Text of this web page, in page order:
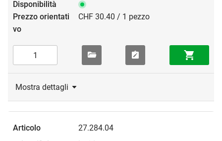
CHF 30.40 / 1 pezzo
Mostra dettagli
27.284.04